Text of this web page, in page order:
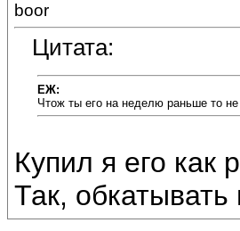
boor
Цитата:
ЕЖ:
Чтож ты его на неделю раньше то не
Купил я его как
Так,